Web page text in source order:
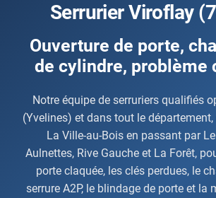
Serrurier Viroflay
Ouverture de porte,
de cylindre, problème
Notre équipe de serruriers qualifiés
(Yvelines) et dans tout le département,
La Ville-au-Bois en passant par
Aulnettes, Rive Gauche et La Forêt,
porte claquée, les clés perdues, le
serrure A2P, le blindage de porte et la